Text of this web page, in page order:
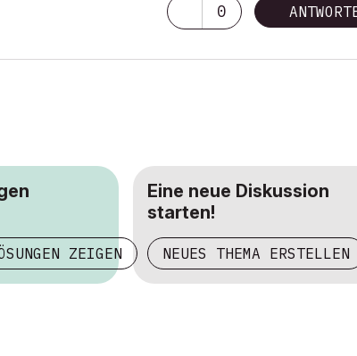
0
ZEIGEN
Eine neue Diskussion
starten!
NEUES THEMA ERSTELLEN